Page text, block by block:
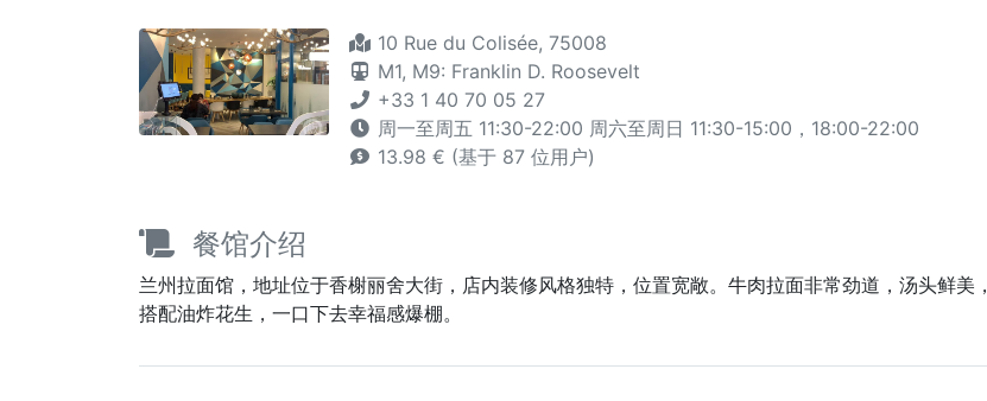
10 Rue du Colisée, 75008
M1, M9: Franklin D. Roosevelt
+33 1 40 70 05 27
周一至周五 11:30-22:00 周六至周日 11:30-15:00，18:00-22:00
13.98 € (基于 87 位用户)
餐馆介绍
兰州拉面馆，地址位于香榭丽舍大街，店内装修风格独特，位置宽敞。牛肉拉面非常劲道，汤头鲜美，
搭配油炸花生，一口下去幸福感爆棚。